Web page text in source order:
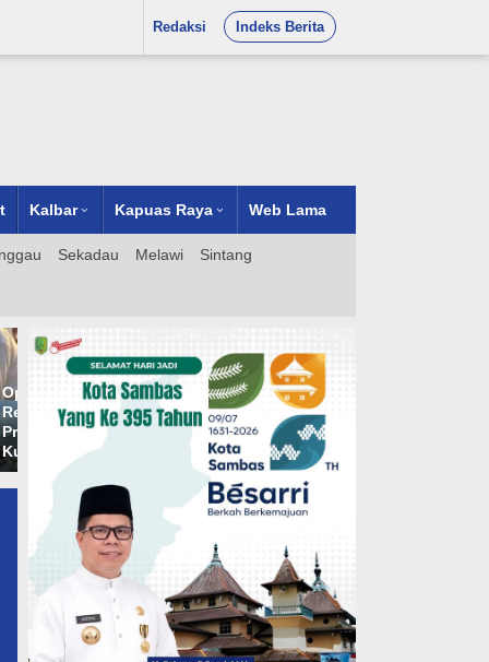
Redaksi Indeks Berita
Kalbar Kapuas Raya Web Lama
Sekadau Melawi Sintang